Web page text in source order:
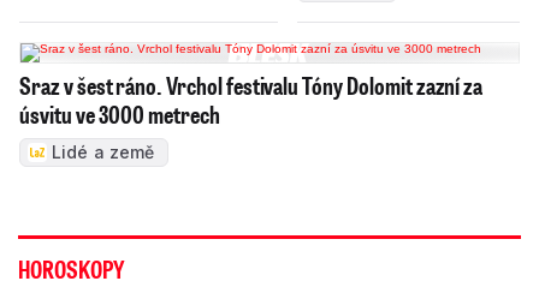
Sraz v šest ráno. Vrchol festivalu Tóny Dolomit zazní za
úsvitu ve 3000 metrech
Lidé a země
HOROSKOPY